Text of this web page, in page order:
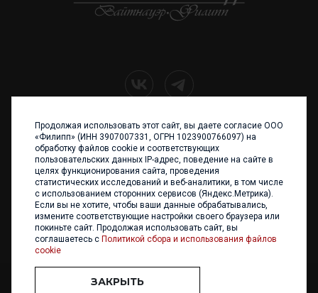
+7 (4012) 960 898
236017 Калининград,
ул. Каштановая аллея, 47
Телефон: +7 4012 960 898,
+7 4012 960 856
Написать нам
ООО «ФИЛИПП» © 2013 - 2026. Все права защищены
Продолжая использовать этот сайт, вы даете согласие ООО
«Филипп» (ИНН 3907007331, ОГРН 1023900766097) на
обработку файлов cookie и соответствующих
пользовательских данных IP-адрес, поведение на сайте в
целях функционирования сайта, проведения
статистических исследований и веб-аналитики, в том числе
с использованием сторонних сервисов (Яндекс.Метрика).
Если вы не хотите, чтобы ваши данные обрабатывались,
измените соответствующие настройки своего браузера или
покиньте сайт. Продолжая использовать сайт, вы
соглашаетесь с Политикой сбора и использования файлов
cookie
ЗАКРЫТЬ